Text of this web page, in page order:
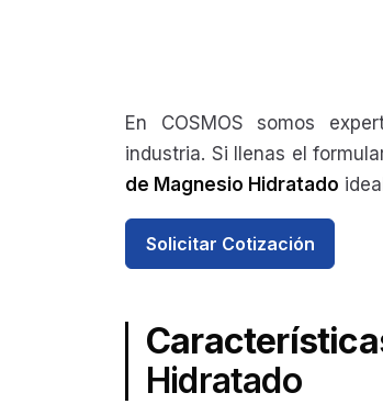
En COSMOS somos
industria. Si llenas el
de Magnesio Hidratado
Solicitar Cotización
Hidratado